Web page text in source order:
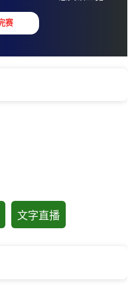
95:109
完赛
文字直播